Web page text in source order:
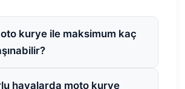
kurye ile maksimum kaç
havalarda moto kurye